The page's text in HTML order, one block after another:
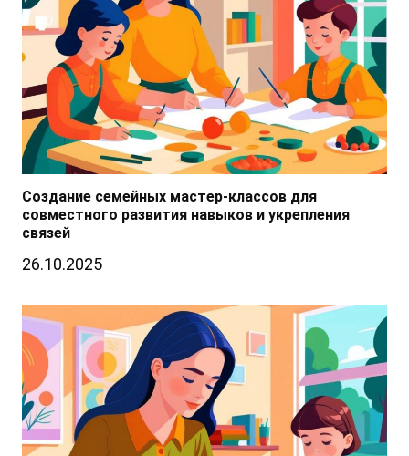
Создание семейных мастер-классов для
совместного развития навыков и укрепления
связей
26.10.2025